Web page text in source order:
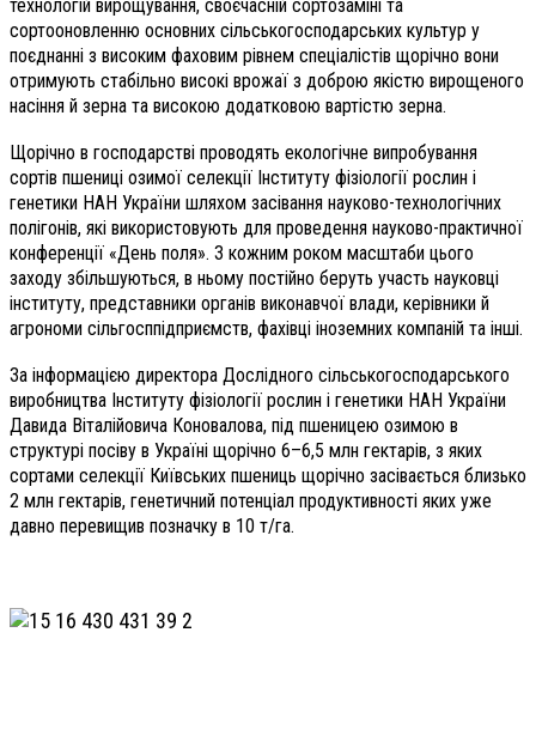
технологій вирощування, своєчасній сортозаміні та
сортооновленню основних сільськогосподарських культур у
поєднанні з високим фаховим рівнем спеціалістів щорічно вони
отримують стабільно високі врожаї з доброю якістю вирощеного
насіння й зерна та високою додатковою вартістю зерна.
Щорічно в господарстві проводять екологічне випробування
сортів пшениці озимої селекції Інституту фізіології рослин і
генетики НАН України шляхом засівання науково-технологічних
полігонів, які використовують для проведення науково-практичної
конференції «День поля». З кожним роком масштаби цього
заходу збільшуються, в ньому постійно беруть участь науковці
інституту, представники органів виконавчої влади, керівники й
агрономи сільгосппідприємств, фахівці іноземних компаній та інші.
За інформацією директора Дослідного сільськогосподарського
виробництва Інституту фізіології рослин і генетики НАН України
Давида Віталійовича Коновалова, під пшеницею озимою в
структурі посіву в Україні щорічно 6–6,5 млн гектарів, з яких
сортами селекції Київських пшениць щорічно засівається близько
2 млн гектарів, генетичний потенціал продуктивності яких уже
давно перевищив позначку в 10 т/га.